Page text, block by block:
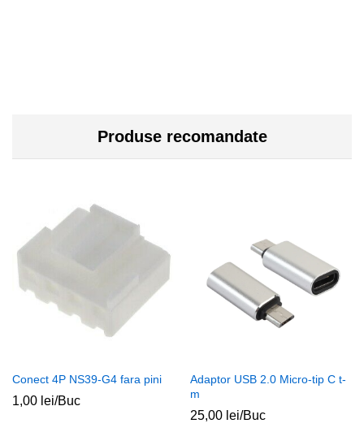
Produse recomandate
Conect 4P NS39-G4 fara pini
1,00 lei/Buc
Adaptor USB 2.0 Micro-tip C t-
m
25,00 lei/Buc